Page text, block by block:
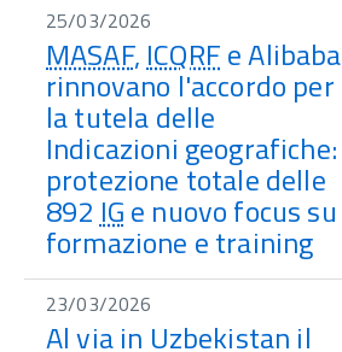
25/03/2026
MASAF, ICQRFe Alibaba
rinnovano l'accordo per
la tutela delle
Indicazioni geografiche:
protezione totale delle
892 IGe nuovo focus su
formazione e training
23/03/2026
Al via in Uzbekistan il